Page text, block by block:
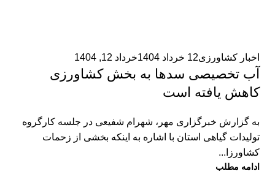
اخبار کشاورزی12 خرداد 1404 خرداد 12, 1404
آب تخصیصی سدها به بخش کشاورزی
کاهش یافته است
به گزارش خبرگزاری مهر، شهرام شفیعی در جلسه کارگروه
تولیدات گیاهی استان با اشاره به اینکه بخشی از زحمات
کشاورزا...
ادامه مطلب